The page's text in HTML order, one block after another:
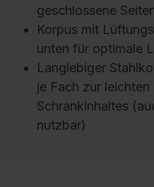
geschlossene
Korpus mit
unten für optimale
Langlebiger
je Fach zur leichten
Schrankinhaltes
nutzbar)